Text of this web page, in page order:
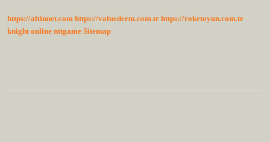
https://altinnet.com https://valuederm.com.tr https://roketoyun.com.tr
knight online nttgame Sitemap